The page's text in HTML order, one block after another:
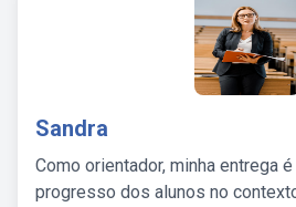
Sandra
Como orientador, minha entrega
progresso dos alunos no